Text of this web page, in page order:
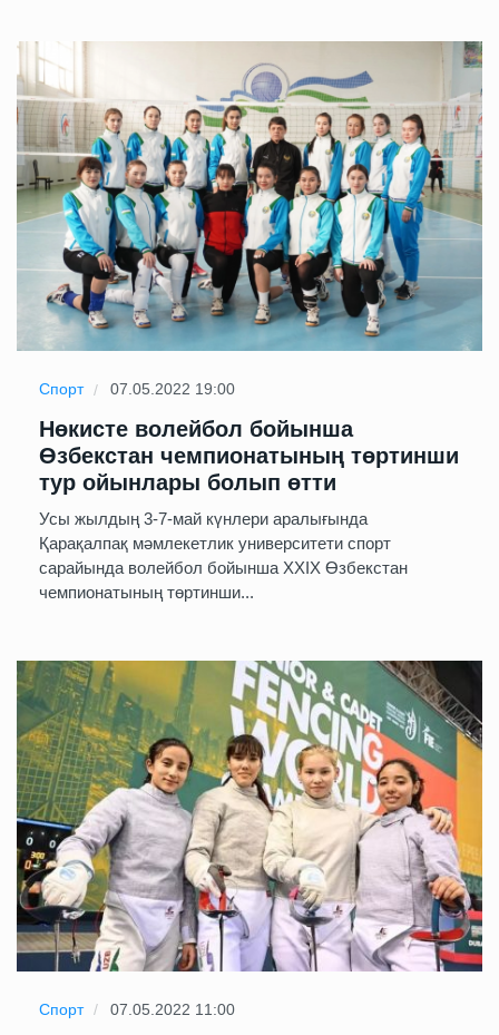
Спорт 07.05.2022 19:00
Нөкисте волейбол бойынша
Өзбекстан чемпионатының төртинши
тур ойынлары болып өтти
Усы жылдың 3-7-май күнлери аралығында
Қарақалпақ мәмлекетлик университети спорт
сарайында волейбол бойынша XXIX Өзбекстан
чемпионатының төртинши...
Спорт 07.05.2022 11:00